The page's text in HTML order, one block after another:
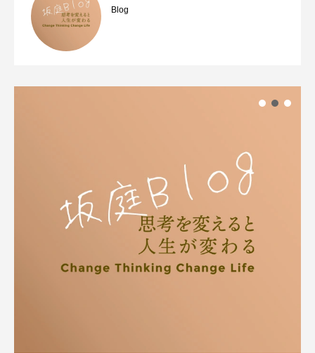
Blog